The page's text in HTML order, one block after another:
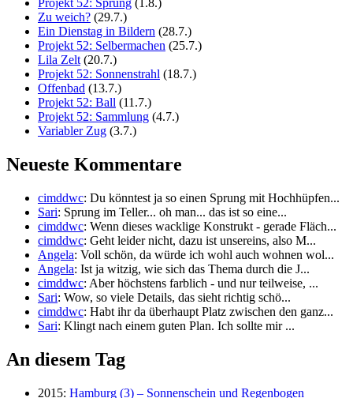
Projekt 52: Sprung (1.8.)
Zu weich? (29.7.)
Ein Dienstag in Bildern (28.7.)
Projekt 52: Selbermachen (25.7.)
Lila Zelt (20.7.)
Projekt 52: Sonnenstrahl (18.7.)
Offenbad (13.7.)
Projekt 52: Ball (11.7.)
Projekt 52: Sammlung (4.7.)
Variabler Zug (3.7.)
Neueste Kommentare
cimddwc: Du könntest ja so einen Sprung mit Hochhüpfen...
Sari: Sprung im Teller... oh man... das ist so eine...
cimddwc: Wenn dieses wacklige Konstrukt - gerade Fläch...
cimddwc: Geht leider nicht, dazu ist unsereins, also M...
Angela: Voll schön, da würde ich wohl auch wohnen wol...
Angela: Ist ja witzig, wie sich das Thema durch die J...
cimddwc: Aber höchstens farblich - und nur teilweise, ...
Sari: Wow, so viele Details, das sieht richtig schö...
cimddwc: Habt ihr da überhaupt Platz zwischen den ganz...
Sari: Klingt nach einem guten Plan. Ich sollte mir ...
An diesem Tag
2015: Hamburg (3) – Sonnenschein und Regenbogen